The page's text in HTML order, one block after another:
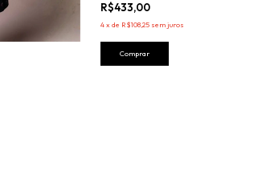
R$433,00
4 x de R$108,25 sem juros
Comprar